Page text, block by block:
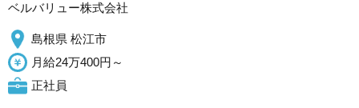
ベルバリュー株式会社
島根県 松江市
月給24万400円～
正社員